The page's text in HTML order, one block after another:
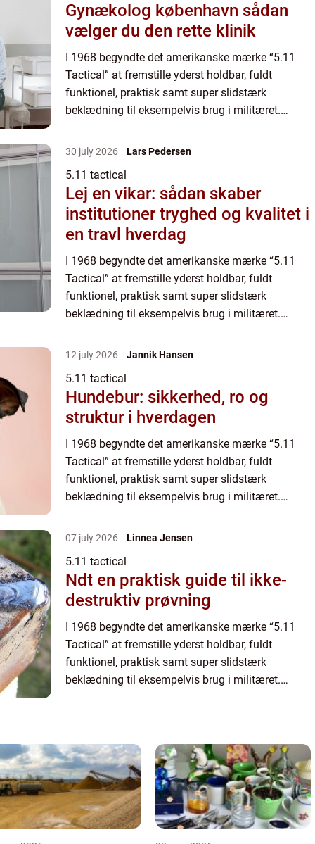
Gynækolog københavn sådan
vælger du den rette klinik
I 1968 begyndte det amerikanske mærke “5.11
Tactical” at fremstille yderst holdbar, fuldt
funktionel, praktisk samt super slidstærk
beklædning til eksempelvis brug i militæret.
30 july 2026 Lars Pedersen
5.11 tactical
Lej en vikar: sådan skaber
institutioner tryghed og kvalitet i
en travl hverdag
I 1968 begyndte det amerikanske mærke “5.11
Tactical” at fremstille yderst holdbar, fuldt
funktionel, praktisk samt super slidstærk
beklædning til eksempelvis brug i militæret.
12 july 2026 Jannik Hansen
5.11 tactical
Hundebur: sikkerhed, ro og
struktur i hverdagen
I 1968 begyndte det amerikanske mærke “5.11
Tactical” at fremstille yderst holdbar, fuldt
funktionel, praktisk samt super slidstærk
beklædning til eksempelvis brug i militæret.
07 july 2026 Linnea Jensen
5.11 tactical
Ndt en praktisk guide til ikke-
destruktiv prøvning
I 1968 begyndte det amerikanske mærke “5.11
Tactical” at fremstille yderst holdbar, fuldt
funktionel, praktisk samt super slidstærk
beklædning til eksempelvis brug i militæret.